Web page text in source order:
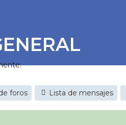
foros Lista de mensajes